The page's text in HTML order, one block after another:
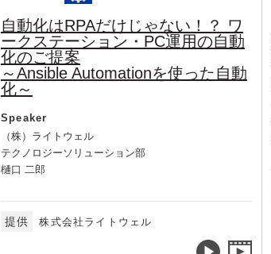
自動化はRPAだけじゃない！？ ワ
ークステーション・PC運用の自動
化のご提案
～Ansible Automationを使った自動
化～
Speaker
（株）ライトウェル
テクノロジーソリューション部
樋口 二郎
提供 株式会社ライトウェル